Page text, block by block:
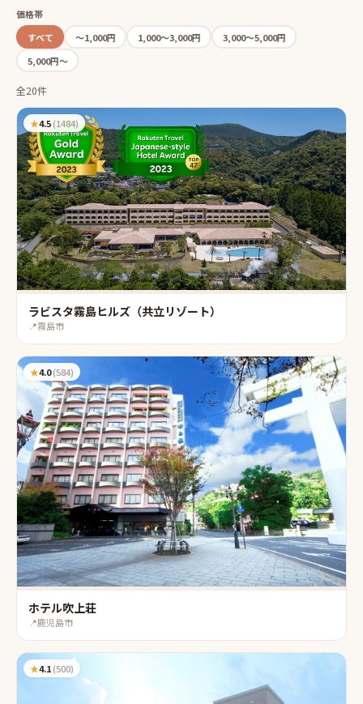
価格帯
すべて
〜1,000円 1,000〜3,000円
3,000〜5,000円
5,000円〜
全20件
★4.5(1484)
ラビスタ霧島ヒルズ（共立リゾート）
📍霧島市
★4.0(584)
ホテル吹上荘
📍鹿児島市
★4.1(500)